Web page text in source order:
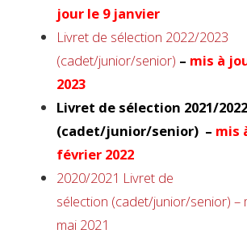
jour le 9 janvier
Livret de sélection 2022/2023
(cadet/junior/senior) – mis à
2023
Livret de sélection 2021/2022
(cadet/junior/senior) – mis
février 2022
2020/2021 Livret de
sélection (cadet/junior/senior) –
mai 2021